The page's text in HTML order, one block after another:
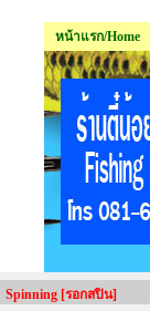
หน้าแรก/Home
Spinning [รอกสปิน]